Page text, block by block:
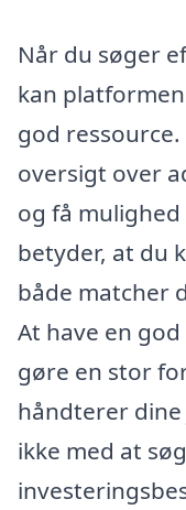
Når du søger
kan
god
oversigt over
og få
betyder, at du
både matcher
At have en
gøre en stor
håndterer
ikke med at